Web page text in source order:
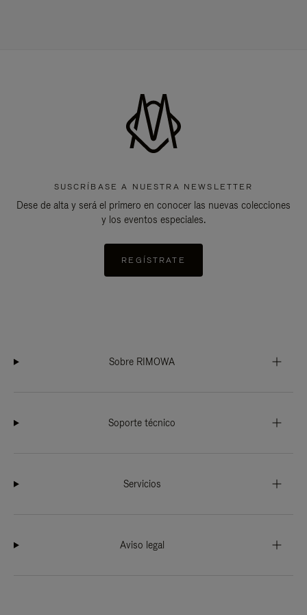
SUSCRÍBASE A NUESTRA NEWSLETTER
Dese de alta y será el primero en conocer las nuevas colecciones
y los eventos especiales.
REGÍSTRATE
Sobre RIMOWA
Soporte técnico
Servicios
Aviso legal